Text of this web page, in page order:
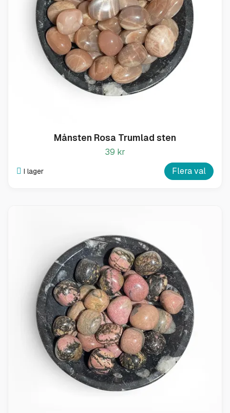
Månsten Rosa Trumlad sten
39 kr
I lager Flera val